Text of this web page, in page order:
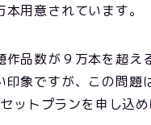
用意されています。
作品数が９万本を超え
印象ですが、この問題
ットプランを申し込め